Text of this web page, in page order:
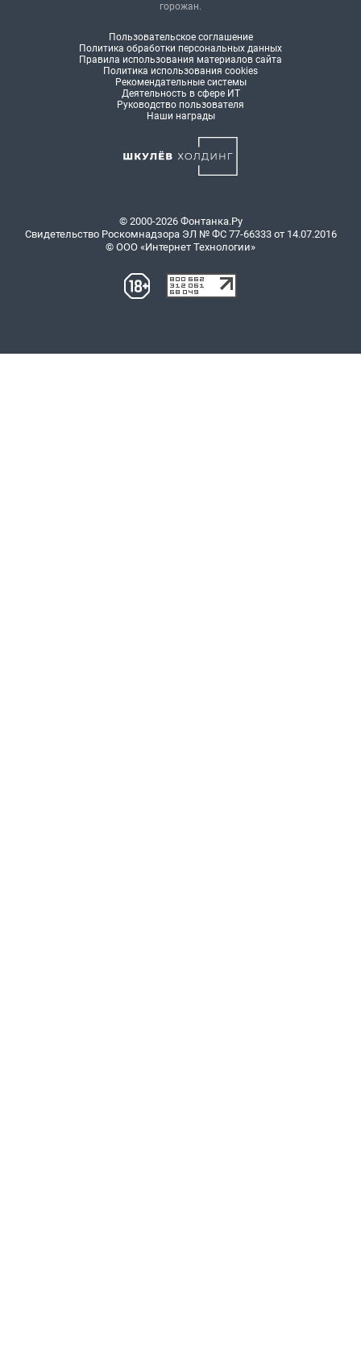
горожан.
Пользовательское соглашение
Политика обработки персональных данных
Правила использования материалов сайта
Политика использования cookies
Рекомендательные системы
Деятельность в сфере ИТ
Руководство пользователя
Наши награды
© 2000-2026 Фонтанка.Ру
Свидетельство Роскомнадзора ЭЛ № ФС 77-66333 от 14.07.2016
© ООО «Интернет Технологии»